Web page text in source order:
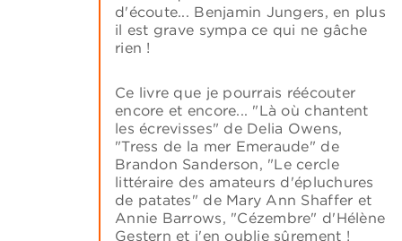
d'écoute... Benjamin Jungers, en plus
il est grave sympa ce qui ne gâche
rien !
Ce livre que je pourrais réécouter
encore et encore... "Là où chantent
les écrevisses" de Delia Owens,
"Tress de la mer Emeraude" de
Brandon Sanderson, "Le cercle
littéraire des amateurs d'épluchures
de patates" de Mary Ann Shaffer et
Annie Barrows, "Cézembre" d'Hélène
Gestern et j'en oublie sûrement !